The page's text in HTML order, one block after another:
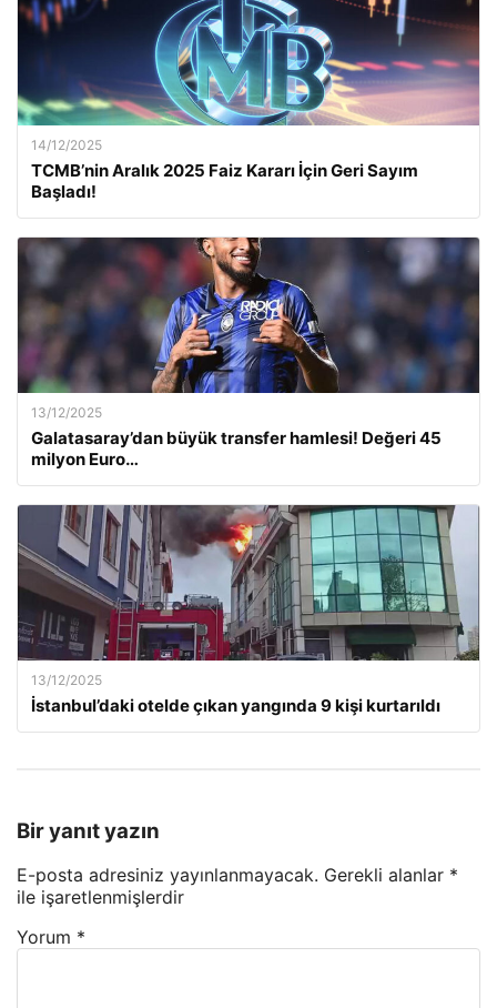
14/12/2025
TCMB’nin Aralık 2025 Faiz Kararı İçin Geri Sayım
Başladı!
13/12/2025
Galatasaray’dan büyük transfer hamlesi! Değeri 45
milyon Euro…
13/12/2025
İstanbul’daki otelde çıkan yangında 9 kişi kurtarıldı
Bir yanıt yazın
E-posta adresiniz yayınlanmayacak. Gerekli alanlar *
ile işaretlenmişlerdir
Yorum *